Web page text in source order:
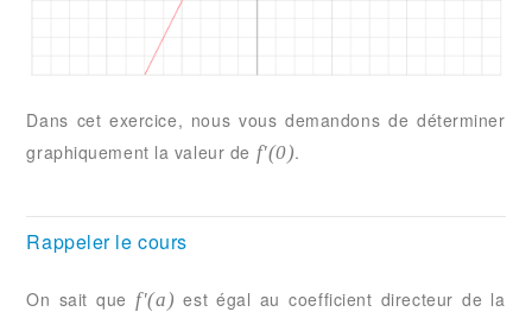
Dans cet exercice, nous vous demandons de déterminer
graphiquement la valeur de f'(0).
Rappeler le cours
On sait que f'(a) est égal au coefficient directeur de la